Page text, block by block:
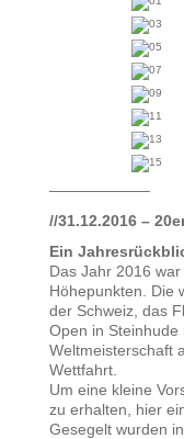
——————–
//31.12.2016 –
Ein
Das Jahr 2016
Höhepunkten. Die
der Schweiz, das
Open in Steinhude
Weltmeisterschaft
Wettfahrt.
Um eine kleine
zu erhalten, hier
Gesegelt wurden